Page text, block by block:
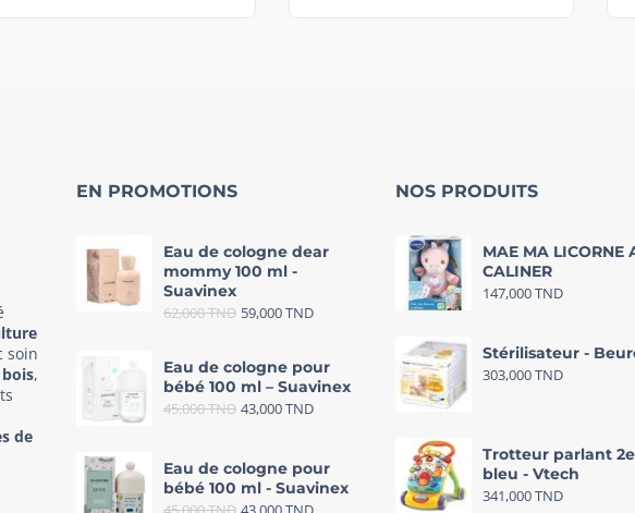
soin
,
de
EN PROMOTIONS
Eau de cologne dear
mommy 100 ml -
Suavinex
62,000TND 59,000TND
Eau de cologne pour
bébé 100 ml – Suavinex
45,000TND 43,000TND
Eau de cologne pour
bébé 100 ml - Suavinex
NOS PRODUITS
MAE MA LICORNE
CALINER
147,000TND
Stérilisateur -
303,000TND
Trotteur parlant
bleu - Vtech
341,000TND